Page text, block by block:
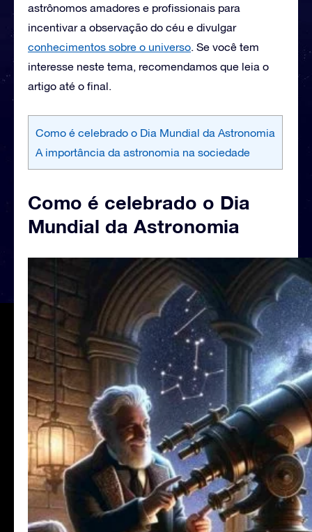
astrônomos amadores e profissionais para
incentivar a observação do céu e divulgar
conhecimentos sobre o universo. Se você tem
interesse neste tema, recomendamos que leia o
artigo até o final.
Como é celebrado o Dia Mundial da Astronomia
A importância da astronomia na sociedade
Como é celebrado o Dia
Mundial da Astronomia